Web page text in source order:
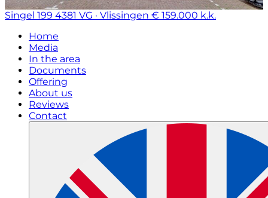
Singel 199 4381 VG · Vlissingen € 159.000 k.k.
Home
Media
In the area
Documents
Offering
About us
Reviews
Contact